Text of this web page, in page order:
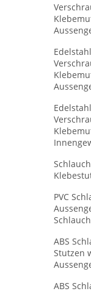
PVC
ABS
Stutzen
ABS